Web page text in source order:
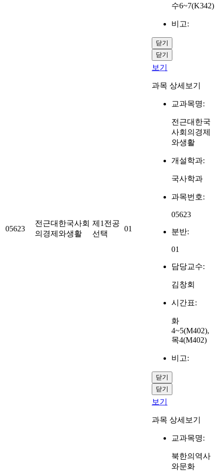
수6~7(K342)
비고:
닫기
닫기
05623
전근대한국사회
의경제와생활
제1전공
선택
01
보기
과목 상세보기
교과목명:
전근대한국
사회의경제
와생활
개설학과:
국사학과
과목번호:
05623
분반:
01
담당교수:
김창회
시간표:
화
4~5(M402),
목4(M402)
비고:
닫기
닫기
보기
과목 상세보기
교과목명:
북한의역사
와문화